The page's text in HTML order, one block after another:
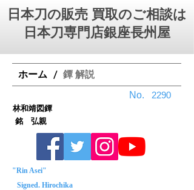
日本刀の販売 買取のご相談は
日本刀専門店銀座⻑州屋
ホーム / 鐔 解説
No.
銘 弘親
"Rin Asei"
Signed. Hirochika
林和靖図鐔
2290